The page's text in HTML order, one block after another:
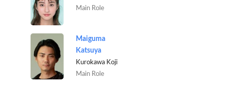
Main Role
Maiguma
Katsuya
Kurokawa Koji
Main Role